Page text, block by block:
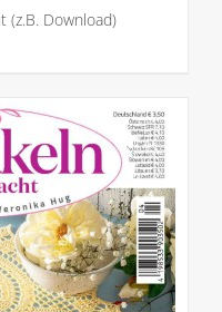
(z.B. Download)